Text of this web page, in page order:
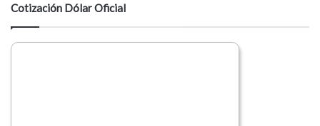
Cotización Dólar Oficial